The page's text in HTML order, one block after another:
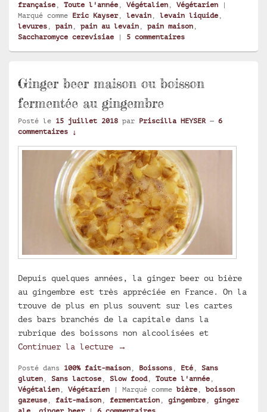
française , Toute l'année , Végétalien , Végétarien
|
Marqué comme Eric Kayser, levain , levain liquide ,
levures , pain , pain au levain , pain maison ,
Saccharomyce cerevisiae
| 5 commentaires
Ginger beer maison ou boisson
fermentée au gingembre
Posté le 15 juillet 2018 par Priscilla HEYSER — 6
commentaires ↓
Depuis quelques années, la ginger beer ou bière
au gingembre est très appréciée en France. On la
trouve de plus en plus souvent sur les cartes
des bars branchés de la capitale dans la
rubrique des boissons non alcoolisées et
Continuer la lecture
Ginger beer maison ou boisson
→
Posté dans 100% fait-maison , Boissons , Eté , Sans
gluten , Sans lactose , Slow food, Toute l'année ,
Végétalien , Végétarien | Marqué comme bière , boisson
gazeuse , fait-maison , fermentation , gingembre , ginger